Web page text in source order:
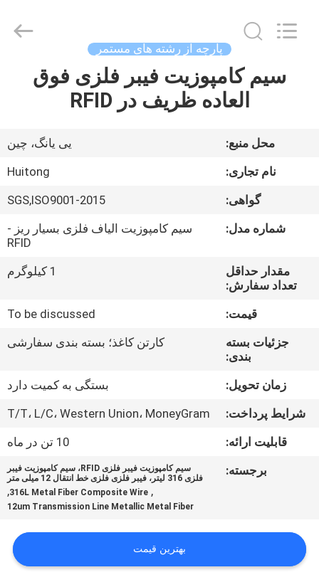
صفحه
محصولات
نمایش
واقعیت
درباره
تور
کارخانه
Materials
پارچه از رشته های مستمر
سیم کامپوزیت فیبر فلزی فوق
العاده ظریف در RFID
محل منبع:
یی یانگ، چین
نام تجاری:
Huitong
گواهی:
SGS,ISO9001-2015
شماره مدل:
سیم کامپوزیت الیاف فلزی بسیار ریز -
RFID
مقدار حداقل
تعداد سفارش:
1 کیلوگرم
قیمت:
To be discussed
جزئیات بسته
بندی:
کارتن کاغذ؛ بسته بندی سفارشی
زمان تحویل:
بستگی به کمیت دارد
شرایط پرداخت:
T/T، L/C، Western Union، MoneyGram
قابلیت ارائه:
10 تن در ماه
برجسته:
سیم کامپوزیت فیبر فلزی RFID، سیم کامپوزیت فیبر
فلزی 316 لیتر، فیبر فلزی فلزی خط انتقال 12 میلی متر
,
316L Metal Fiber Composite Wire
,
12um Transmission Line Metallic Metal Fiber
بهترین قیمت